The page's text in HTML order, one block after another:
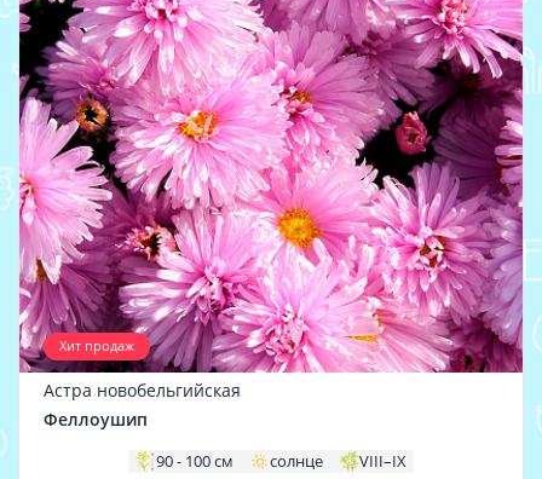
Хит продаж
Астра новобельгийская
Феллоушип
90 - 100 см солнце VIII–IX